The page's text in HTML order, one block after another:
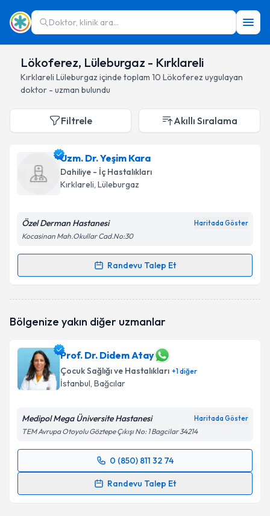
Doktor, klinik ara...
Lökoferez, Lüleburgaz - Kırklareli
Kırklareli Lüleburgaz içinde toplam 10 Lökoferez uygulayan
doktor - uzman bulundu
Filtrele Akıllı Sıralama
Uzm. Dr. Yeşim Kara
Dahiliye - İç Hastalıkları
Kırklareli, Lüleburgaz
Özel Derman Hastanesi Haritada Göster
Kocasinan Mah.Okullar Cad.No:30
Randevu Talep Et
Randevu Takvimi Talebi
oluşturun. Size bu uzmandan randevu almanız için bir
E-posta Adresiniz
Kişisel verilerimin işlenmesine ilişkin
Aydınlatma
Metni'ni okudum ve kişisel verilerimin belirtilen
Takvim Talebini Gönder
Bölgenize yakın diğer uzmanlar
Prof. Dr. Didem Atay
Çocuk Sağlığı ve Hastalıkları +1diğer
İstanbul, Bağcılar
Medipol Mega Üniversite Hastanesi Haritada Göster
TEM Avrupa Otoyolu Göztepe Çıkışı No: 1 Bagcilar 34214
0 (850) 811 32 74
Randevu Talep Et
Randevu Takvimi Talebi